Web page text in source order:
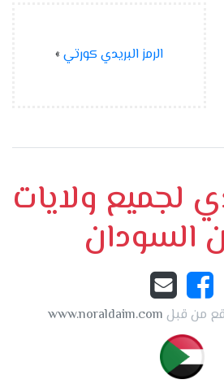
الرمز البريدي كورتي »
لجميع ولايات
السودان
من قبل www.noraldaim.com